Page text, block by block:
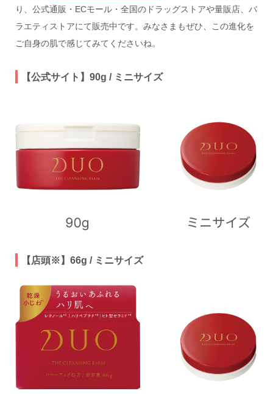
り、公式通販・ECモール・全国のドラッグストアや量販店、バ
ラエティストアにて販売中です。みなさまもぜひ、この進化を
ご自身の肌で感じてみてくださいね。
【公式サイト】90g / ミニサイズ
【店頭※】66g / ミニサイズ